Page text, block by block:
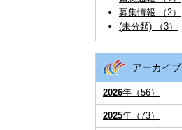
募集情報 （2）
(未分類) （3）
アーカイブ
2026年（56）
2025年（73）